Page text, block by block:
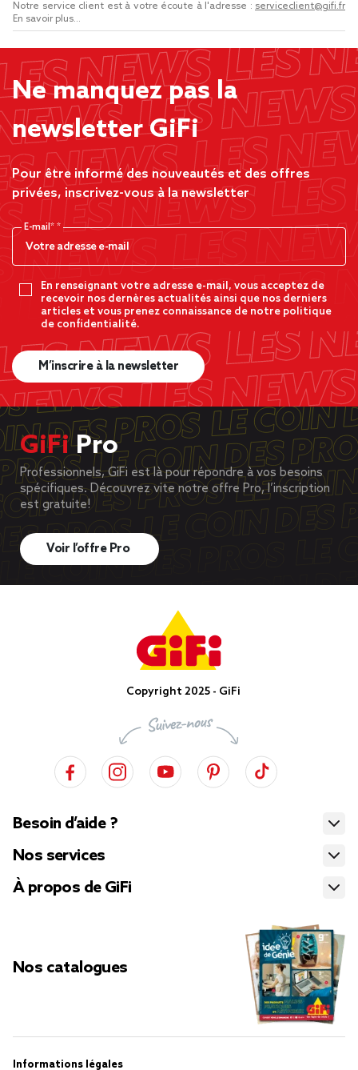
Notre service client est à votre écoute à l'adresse : serviceclient@gifi.fr
En savoir plus...
Ne manquez pas la
newsletter GiFi
Pour être informé des nouveautés et des offres
privées, inscrivez-vous à la newsletter
E-mail*
En renseignant votre adresse e-mail, vous acceptez de
recevoir nos dernères actualités ainsi que nos derniers
articles et vous prenez connaissance de notre politique
de confidentialité.
M’inscrire à la newsletter
GiFiPro
Professionnels, GiFi est là pour répondre à vos besoins
spécifiques. Découvrez vite notre offre Pro, l’inscription
est gratuite!
Voir l’offre Pro
Copyright 2025 - GiFi
Besoin d’aide ?
Nos services
À propos de GiFi
Nos catalogues
Informations légales